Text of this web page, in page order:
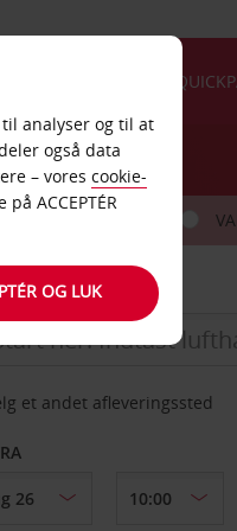
BIL
FRA
et andet afleveringssted
analyser og til at
også data
– vores cookie-
ACCEPTÉR
OG LUK